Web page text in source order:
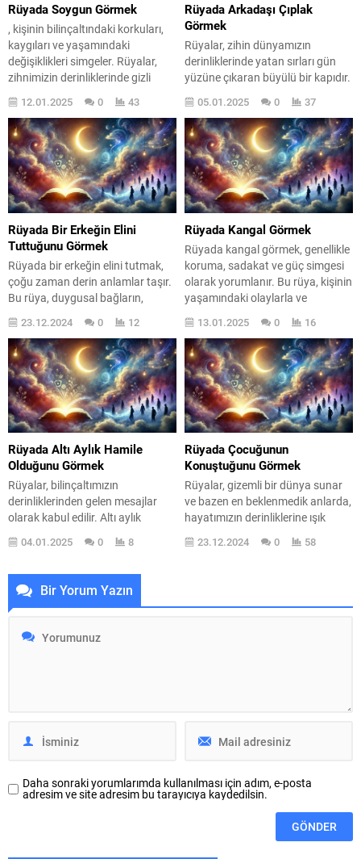
Rüyada Soygun Görmek
, kişinin bilinçaltındaki korkuları,
kaygıları ve yaşamındaki
değişiklikleri simgeler. Rüyalar,
zihnimizin derinliklerinde gizli
kalmış duyguların ve düşüncelerin
bir yansımasıdır. Soygun teması
da bu bağlamda, bireyin içsel
çatışmalarını ve yaşamındaki
belirsizlikleri açığa çıkarır. Peki, bu
rüyalar ne anlama gelir? Neden
bazı insanlar sık sık böyle rüyalar
görür? İşte bu soruların
yanıtları,...
12.01.2025 0 43
Rüyada Arkadaşı Çıplak
Görmek
Rüyalar, zihin dünyamızın
derinliklerinde yatan sırları gün
yüzüne çıkaran büyülü bir kapıdır.
Rüyada arkadaşınızı çıplak
görmek, ilk bakışta garip ve
rahatsız edici bir deneyim gibi
görünse de, aslında oldukça derin
anlamlar taşıyabilir. Bu tür
rüyalar, genellikle bireyin içsel
çatışmalarını, bastırılmış
duygularını veya ilişkilerindeki
samimiyet seviyesini yansıtma
potansiyeline sahiptir. Kimi
zaman,...
05.01.2025 0 37
Rüyada Bir Erkeğin Elini
Tuttuğunu Görmek
Rüyada bir erkeğin elini tutmak,
çoğu zaman derin anlamlar taşır.
Bu rüya, duygusal bağların,
güvenin ve destek arayışının bir
yansıması olarak yorumlanabilir.
Rüya gören kişi, hayatında önemli
bir ilişkiye veya destek arayışına
işaret eden bu rüyayı
gördüğünde, bilinçaltındaki
duygularını keşfetme fırsatı bulur.
Peki, bu rüyanın ardında yatan
gerçek nedir? Rüyaların...
23.12.2024 0 12
Rüyada Kangal Görmek
Rüyada kangal görmek, genellikle
koruma, sadakat ve güç simgesi
olarak yorumlanır. Bu rüya, kişinin
yaşamındaki olaylarla ve
hissettiği duygularla bağlantılıdır.
Kangal, Türk kültüründe önemli
bir yere sahip olan ve sadakati
simgeleyen bir köpek cinsidir.
Rüyada bu hayvanı görmek,
kişinin ruh halini ve içinde
bulunduğu durumu yansıtabilir.
Bu rüya, bazen kişinin...
13.01.2025 0 16
Rüyada Altı Aylık Hamile
Olduğunu Görmek
Rüyalar, bilinçaltımızın
derinliklerinden gelen mesajlar
olarak kabul edilir. Altı aylık
hamilelik rüyası, genellikle yeni
başlangıçlar ve değişimlere işaret
önemli bir dönüşümün eşiğinde
olduğumuzu gösterir. Rüyada
hamile olduğunuzu görmek,
sadece fiziksel bir durumu değil,
aynı zamanda duygusal ve ruhsal
04.01.2025 0 8
Rüyada Çocuğunun
Konuştuğunu Görmek
Rüyalar, gizemli bir dünya sunar
ve bazen en beklenmedik anlarda,
hayatımızın derinliklerine ışık
tutabilir. Rüyada çocuğun
konuşmasını görmek, birçok kişi
23.12.2024 0 58
Bir Yorum Yazın
Daha sonraki yorumlarımda kullanılması için adım, e-posta
adresim ve site adresim bu tarayıcıya kaydedilsin.